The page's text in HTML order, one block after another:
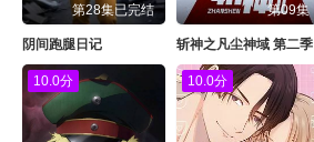
第28集已完结
阴间跑腿日记
第09集
斩神之凡尘神域 第二季
10.0分 10.0分